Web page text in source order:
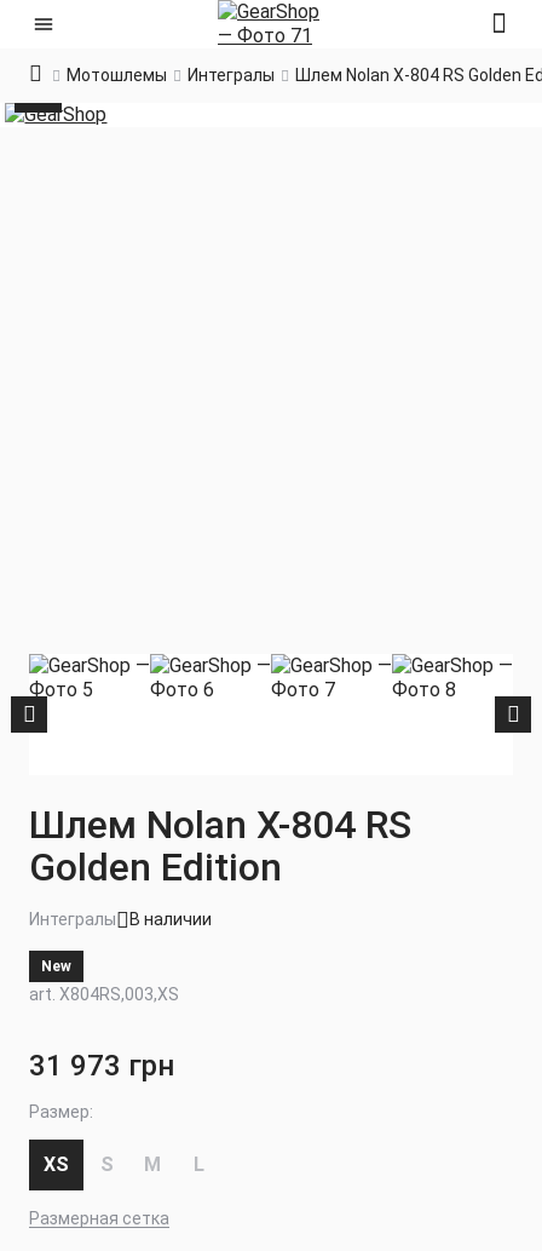
Мотошлемы Интегралы Шлем Nolan X-804 RS Golden
Шлем Nolan X-804 RS
Golden Edition
Интегралы В наличии
New
art. X804RS,003,XS
31 973 грн
Размер:
XS S M L
Размерная сетка